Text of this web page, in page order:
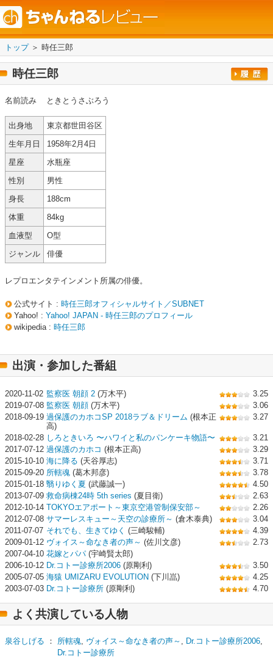
トップ＞ 時任三郎
時任三郎
名前読み ときとうさぶろう
出身地
東京都世田谷区
生年月日
1958年2月4日
星座
水瓶座
性別
男性
身長
188cm
体重
84kg
血液型
O型
ジャンル
俳優
レプロエンタテインメント所属の俳優。
公式サイト : 時任三郎オフィシャルサイト／SUBNET
Yahoo! : Yahoo! JAPAN - 時任三郎のプロフィール
wikipedia : 時任三郎
出演・参加した番組
2020-11-02 監察医 朝顔 2 (万木平)
3.25
2019-07-08 監察医 朝顔 (万木平)
3.06
2018-09-19 過保護のカホコSP 2018ラブ＆ドリーム (根本正
高)
3.27
2018-02-28 しろときいろ 〜ハワイと私のパンケーキ物語〜
3.21
2017-07-12 過保護のカホコ (根本正高)
3.29
2015-10-10 海に降る (天谷厚志)
3.71
2015-09-20 所轄魂 (葛木邦彦)
3.78
2015-01-18 翳りゆく夏 (武藤誠一)
4.50
2013-07-09 救命病棟24時 5th series (夏目衛)
2.63
2012-10-14 TOKYOエアポート～東京空港管制保安部～
2.26
2012-07-08 サマーレスキュー～天空の診療所～ (倉木泰典)
3.04
2011-07-07 それでも、生きてゆく (三崎駿輔)
4.39
2009-01-12 ヴォイス～命なき者の声～ (佐川文彦)
2.73
2007-04-10 花嫁とパパ (宇崎賢太郎)
2006-10-12 Dr.コトー診療所2006 (原剛利)
3.50
2005-07-05 海猿 UMIZARU EVOLUTION (下川嵓)
4.25
2003-07-03 Dr.コトー診療所 (原剛利) 4.70
よく共演している人物
泉谷しげる ： 所轄魂, ヴォイス～命なき者の声～ , Dr.コトー診療所2006,
Dr.コトー診療所